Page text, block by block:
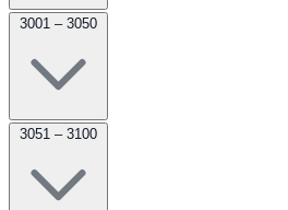
3001 – 3050
3051 – 3100